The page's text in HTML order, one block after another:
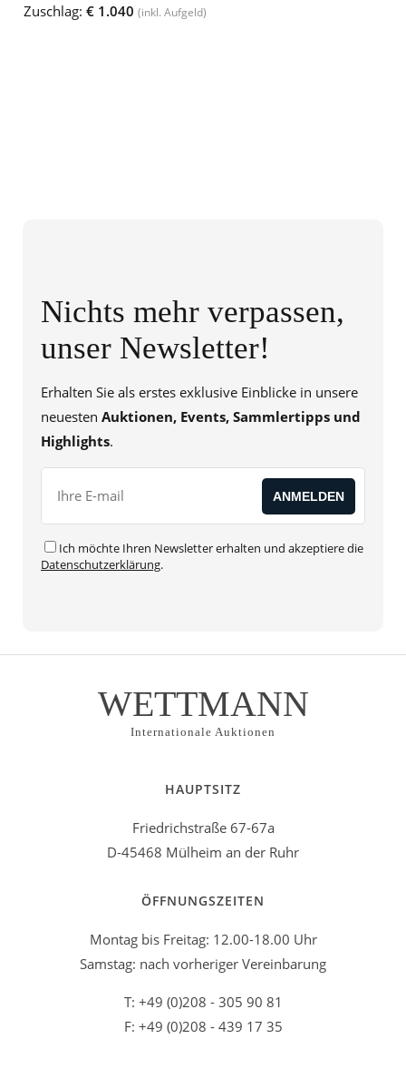
Zuschlag: € 1.040 (inkl. Aufgeld)
Nichts mehr verpassen,
unser Newsletter!
Erhalten Sie als erstes exklusive Einblicke in unsere
neuesten Auktionen, Events, Sammlertipps und
Highlights.
Ich möchte Ihren Newsletter erhalten und akzeptiere die
Datenschutzerklärung.
WETTMANN
Internationale Auktionen
HAUPTSITZ
Friedrichstraße 67-67a
D-45468 Mülheim an der Ruhr
ÖFFNUNGSZEITEN
Montag bis Freitag: 12.00-18.00 Uhr
Samstag: nach vorheriger Vereinbarung
T: +49 (0)208 - 305 90 81
F: +49 (0)208 - 439 17 35